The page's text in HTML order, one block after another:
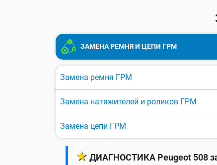
ЗАМЕНА РЕМНЯ И ЦЕПИ ГРМ
Замена ремня ГРМ
Замена натяжителей и роликов ГРМ
Замена цепи ГРМ
★ ДИАГНОСТИКА Peugeot 508